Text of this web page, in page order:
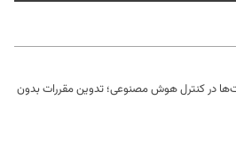
در کنترل هوش مصنوعی؛ تدوین مقررات بدون